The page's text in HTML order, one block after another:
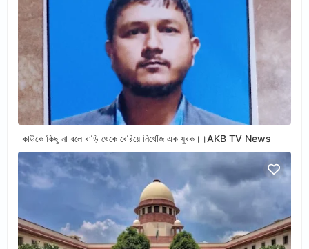
কাউকে কিছু না বলে বাড়ি থেকে বেরিয়ে নিখোঁজ এক যুবক।।AKB TV News